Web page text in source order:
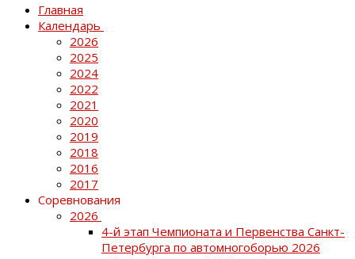
Главная
Календарь
2026
2025
2024
2022
2021
2020
2019
2018
2016
2017
Соревнования
2026
4-й этап Чемпионата и Первенства Санкт-
Петербурга по автомногоборью 2026